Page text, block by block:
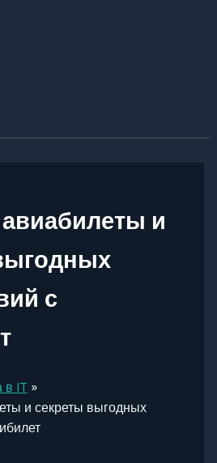
и
с
в IT
и секреты выгодных